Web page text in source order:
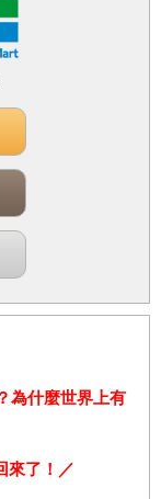
為什麼世界上有
來了！／